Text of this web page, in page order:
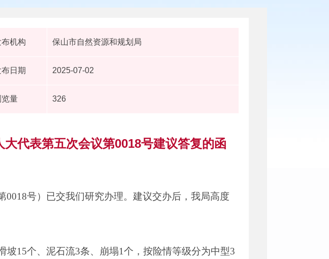
布机构 保山市自然资源和规划局
布日期 2025-07-02
览量 326
代表第五次会议第0018号建议答复的函
号）已交我们研究办理。建议交办后，我局高度
15个、泥石流3条、崩塌1个，按险情等级分为中型3